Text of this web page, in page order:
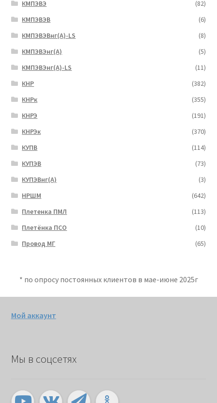
КМПЭВЭ
(82)
КМПЭВЭВ
(6)
КМПЭВЭВнг(А)-LS
(8)
КМПЭВЭнг(А)
(5)
КМПЭВЭнг(А)-LS
(11)
КНР
(382)
КНРк
(355)
КНРЭ
(191)
КНРЭк
(370)
КУПВ
(114)
КУПЭВ
(73)
КУПЭВнг(А)
(3)
НРШМ
(642)
Плетенка ПМЛ
(113)
Плетёнка ПСО
(10)
Провод МГ
(65)
* по опросу постоянных клиентов в мае-июне 2025г
Мой аккаунт
Мы в соцсетях